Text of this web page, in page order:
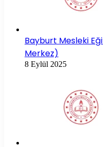
Bayburt Mesleki
Merkez)
8 Eylül 2025